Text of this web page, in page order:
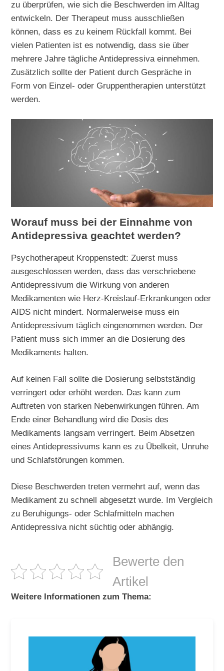
zu überprüfen, wie sich die Beschwerden im Alltag
entwickeln. Der Therapeut muss ausschließen
können, dass es zu keinem Rückfall kommt. Bei
vielen Patienten ist es notwendig, dass sie über
mehrere Jahre tägliche Antidepressiva einnehmen.
Zusätzlich sollte der Patient durch Gespräche in
Form von Einzel- oder Gruppentherapien unterstützt
werden.
Worauf muss bei der Einnahme von
Antidepressiva geachtet werden?
Psychotherapeut Kroppenstedt: Zuerst muss
ausgeschlossen werden, dass das verschriebene
Antidepressivum die Wirkung von anderen
Medikamenten wie Herz-Kreislauf-Erkrankungen oder
AIDS nicht mindert. Normalerweise muss ein
Antidepressivum täglich eingenommen werden. Der
Patient muss sich immer an die Dosierung des
Medikaments halten.
Auf keinen Fall sollte die Dosierung selbstständig
verringert oder erhöht werden. Das kann zum
Auftreten von starken Nebenwirkungen führen. Am
Ende einer Behandlung wird die Dosis des
Medikaments langsam verringert. Beim Absetzen
eines Antidepressivums kann es zu Übelkeit, Unruhe
und Schlafstörungen kommen.
Diese Beschwerden treten vermehrt auf, wenn das
Medikament zu schnell abgesetzt wurde. Im Vergleich
zu Beruhigungs- oder Schlafmitteln machen
Antidepressiva nicht süchtig oder abhängig.
Bewerte den
Artikel
Weitere Informationen zum Thema: